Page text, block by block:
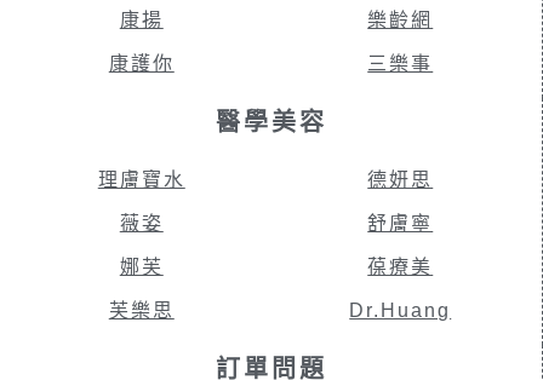
康揚
康護你
樂齡網
三樂事
醫學美容
理膚寶水
薇姿
娜芙
芙樂思
德妍思
舒膚寧
葆療美
Dr.Huang
訂單問題